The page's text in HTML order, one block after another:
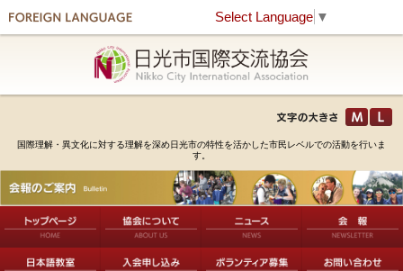
Select Language ▼
国際理解・異文化に対する理解を深め日光市の特性を活かした市民レベルでの活動を行いま
す。